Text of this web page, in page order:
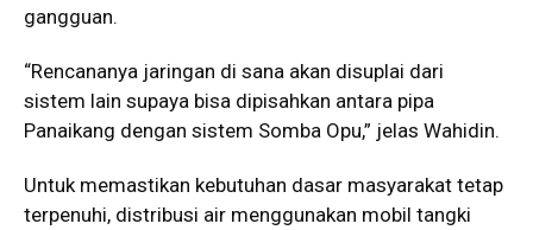
gangguan.
“Rencananya jaringan di sana akan disuplai dari
sistem lain supaya bisa dipisahkan antara pipa
Panaikang dengan sistem Somba Opu,” jelas Wahidin.
Untuk memastikan kebutuhan dasar masyarakat tetap
terpenuhi, distribusi air menggunakan mobil tangki